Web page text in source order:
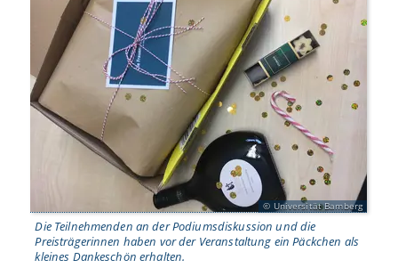
Universität Bamberg
Die Teilnehmenden an der Podiumsdiskussion und die
Preisträgerinnen haben vor der Veranstaltung ein Päckchen als
kleines Dankeschön erhalten.